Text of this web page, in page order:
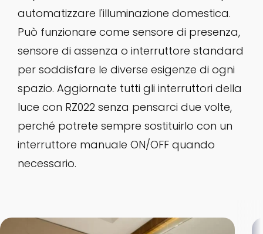
automatizzare l'illuminazione domestica.
Può funzionare come sensore di presenza,
sensore di assenza o interruttore standard
per soddisfare le diverse esigenze di ogni
spazio. Aggiornate tutti gli interruttori della
luce con RZ022 senza pensarci due volte,
perché potrete sempre sostituirlo con un
interruttore manuale ON/OFF quando
necessario.